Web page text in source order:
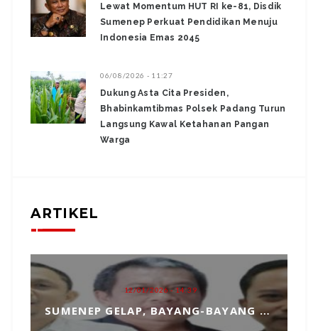
Lewat Momentum HUT RI ke-81, Disdik
Sumenep Perkuat Pendidikan Menuju
Indonesia Emas 2045
06/08/2026 - 11:27
Dukung Asta Cita Presiden,
Bhabinkamtibmas Polsek Padang Turun
Langsung Kawal Ketahanan Pangan
Warga
ARTIKEL
12/01/2026 - 14:39
SUMENEP GELAP, BAYANG-BAYANG MATAHARI KEMBAR HANTUI PENGANGKATAN SEKDA